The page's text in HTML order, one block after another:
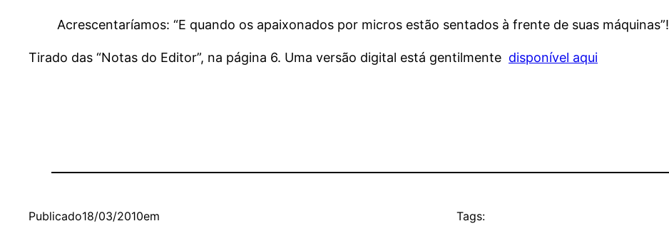
Acrescentaríamos: “E quando os apaixonados por micros estão sentados à frente de suas máquinas”!
Tirado das “Notas do Editor”, na página 6. Uma versão digital está gentilmente disponível aqui
Publicado18/03/2010em Tags: